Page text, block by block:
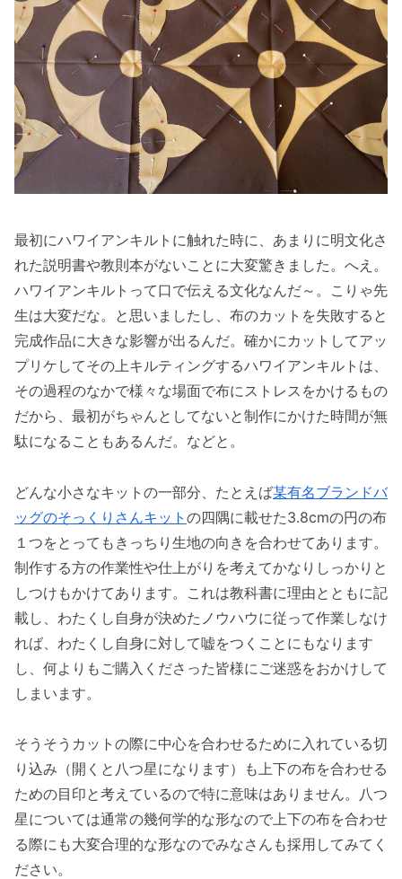
最初にハワイアンキルトに触れた時に、あまりに明文化さ
れた説明書や教則本がないことに大変驚きました。へえ。
ハワイアンキルトって口で伝える文化なんだ～。こりゃ先
生は大変だな。と思いましたし、布のカットを失敗すると
完成作品に大きな影響が出るんだ。確かにカットしてアッ
プリケしてその上キルティングするハワイアンキルトは、
その過程のなかで様々な場面で布にストレスをかけるもの
だから、最初がちゃんとしてないと制作にかけた時間が無
駄になることもあるんだ。などと。
どんな小さなキットの一部分、たとえば某有名ブランドバ
ッグのそっくりさんキット の四隅に載せた3.8cmの円の布
１つをとってもきっちり生地の向きを合わせてあります。
制作する方の作業性や仕上がりを考えてかなりしっかりと
しつけもかけてあります。これは教科書に理由とともに記
載し、わたくし自身が決めたノウハウに従って作業しなけ
れば、わたくし自身に対して嘘をつくことにもなります
し、何よりもご購入くださった皆様にご迷惑をおかけして
しまいます。
そうそうカットの際に中心を合わせるために入れている切
り込み（開くと八つ星になります）も上下の布を合わせる
ための目印と考えているので特に意味はありません。八つ
星については通常の幾何学的な形なので上下の布を合わせ
る際にも大変合理的な形なのでみなさんも採用してみてく
ださい。